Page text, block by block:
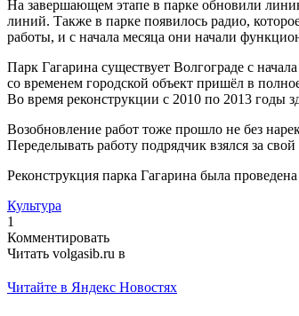
На завершающем этапе в парке обновили
линий. Также в парке появилось радио,
работы, и с начала месяца они начали
Парк Гагарина существует Волгограде с
со временем городской объект пришёл в
Во время реконструкции с 2010 по 2013 годы
Возобновление работ тоже прошло не без
Переделывать работу подрядчик взялся за свой
Реконструкция парка Гагарина была
Культура
1
Комментировать
Читать volgasib.ru в
Читайте в Яндекс Новостях